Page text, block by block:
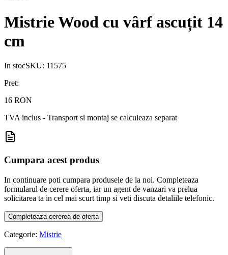
Mistrie Wood cu vârf ascuțit 14
cm
In stocSKU: 11575
Pret:
16 RON
TVA inclus - Transport si montaj se calculeaza separat
Cumpara acest produs
In continuare poti cumpara produsele de la noi. Completeaza
formularul de cerere oferta, iar un agent de vanzari va prelua
solicitarea ta in cel mai scurt timp si veti discuta detaliile telefonic.
Completeaza cererea de oferta
Categorie: Mistrie